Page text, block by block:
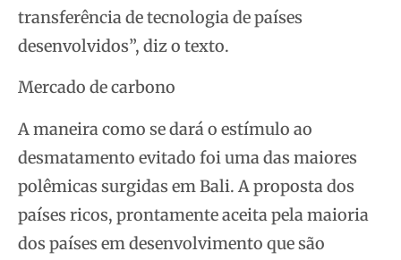
transferência de tecnologia de países
desenvolvidos”, diz o texto.
Mercado de carbono
A maneira como se dará o estímulo ao
desmatamento evitado foi uma das maiores
polêmicas surgidas em Bali. A proposta dos
países ricos, prontamente aceita pela maioria
dos países em desenvolvimento que são